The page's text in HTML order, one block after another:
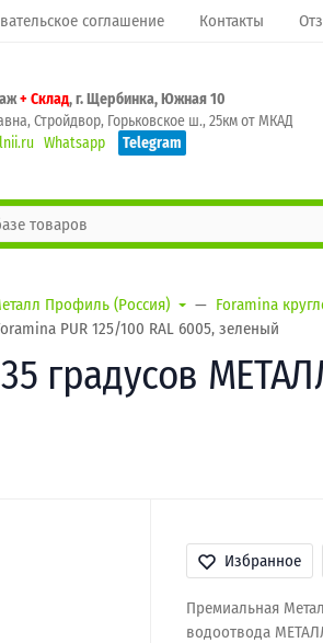
соглашение Контакты
+ Склад, г. Щербинка, Южная 10
Стройдвор, Горьковское ш., 25км от МКАД
Whatsapp Telegram
Профиль (Россия)
Foramina
PUR 125/100 RAL 6005, зеленый
градусов
Избранное
Премиальная
водоотвода